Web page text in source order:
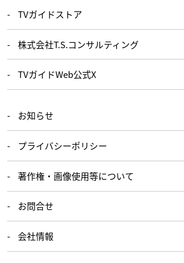
TVガイドストア
株式会社T.S.コンサルティング
TVガイドWeb公式X
お知らせ
プライバシーポリシー
著作権・画像使用等について
お問合せ
会社情報